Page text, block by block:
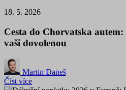
18. 5. 2026
Cesta do Chorvatska
vaši dovolenou
Martin Daneš
Číst více